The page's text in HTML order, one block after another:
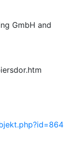
GmbH and